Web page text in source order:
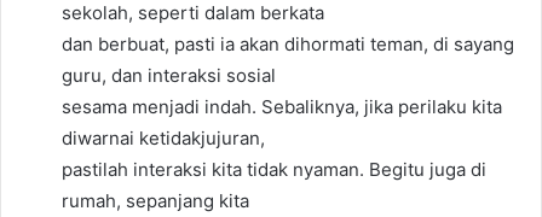
sekolah, seperti dalam berkata
dan berbuat, pasti ia akan dihormati teman, di sayang
guru, dan interaksi sosial
sesama menjadi indah. Sebaliknya, jika perilaku kita
diwarnai ketidakjujuran,
pastilah interaksi kita tidak nyaman. Begitu juga di
rumah, sepanjang kita